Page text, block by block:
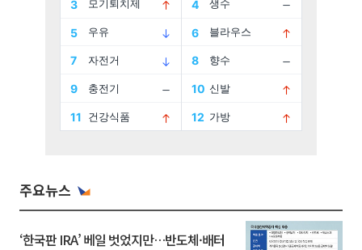
주요뉴스
‘한국판 IRA’ 베일 벗었지만…반도체·배터